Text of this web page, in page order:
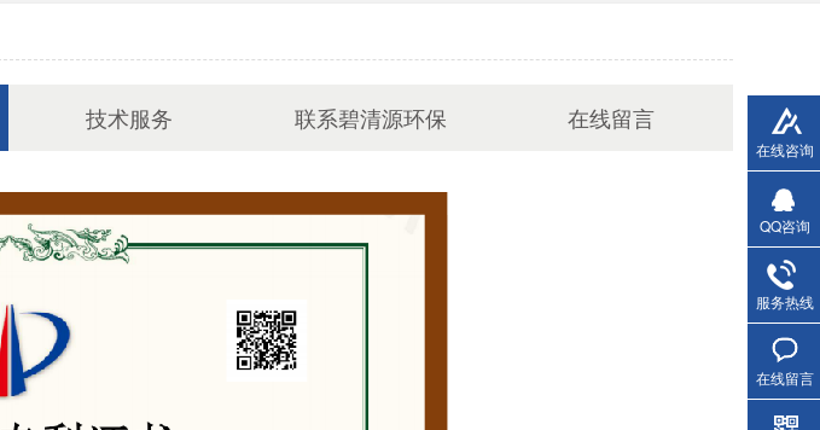
技术服务 联系碧清源环保 在线留言
在线咨询
QQ咨询
服务热线
在线留言